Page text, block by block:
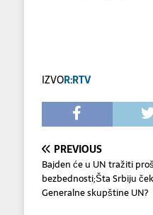
IZVOR:RTV
PREVIOUS
Bajden će u UN tražiti
bezbednosti;Šta Srbiju
Generalne skupštine UN?